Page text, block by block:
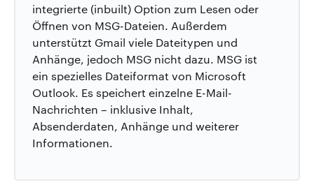
integrierte (inbuilt) Option zum Lesen oder
Öffnen von MSG-Dateien. Außerdem
unterstützt Gmail viele Dateitypen und
Anhänge, jedoch MSG nicht dazu. MSG ist
ein spezielles Dateiformat von Microsoft
Outlook. Es speichert einzelne E-Mail-
Nachrichten – inklusive Inhalt,
Absenderdaten, Anhänge und weiterer
Informationen.